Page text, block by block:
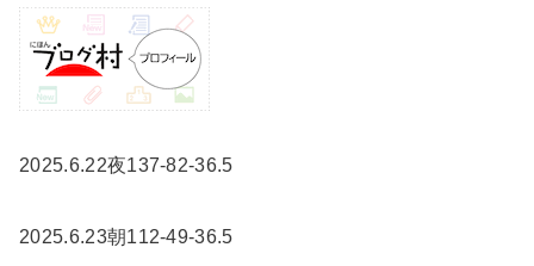
2025.6.22夜137-82-36.5
2025.6.23朝112-49-36.5